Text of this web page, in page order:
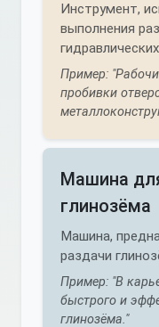
Инструмент,
выполнения
Пример:
пробивки
Машина
глинозёма
Машина,
раздачи
Пример: "В
быстрого и
глинозёма."